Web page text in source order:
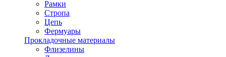
Рамки
Стропа
Цепь
Фермуары
Прокладочные материалы
Флизелины